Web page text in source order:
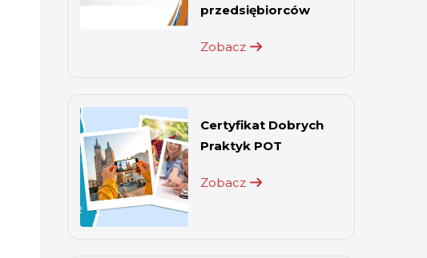
przedsiębiorców
Zobacz
Certyfikat Dobrych
Praktyk POT
Zobacz